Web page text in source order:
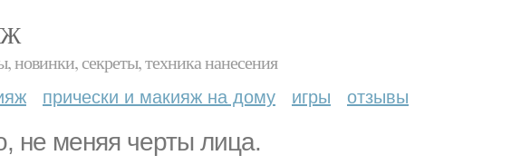
новинки, секреты, техника нанесения
прически и макияж на дому игры отзывы
не меняя черты лица.